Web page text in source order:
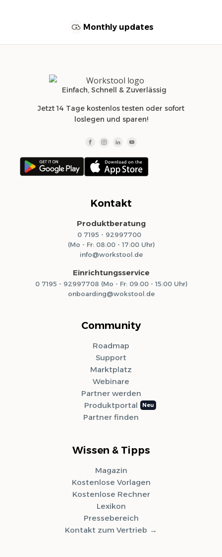
Monthly updates
Einfach, Schnell & Zuverlässig
Jetzt 14 Tage kostenlos testen oder sofort
loslegen und sparen!
Kontakt
Produktberatung
0 7195 - 92997700
(Mo - Fr: 08:00 - 17:00 Uhr)
info@workstool.de
Einrichtungsservice
0 7195 - 92997708 (Mo - Fr: 09:00 - 15:00 Uhr)
onboarding@wokstool.de
Community
Roadmap
Support
Marktplatz
Webinare
Partner werden
Produktportal
Partner finden
Wissen & Tipps
Magazin
Kostenlose Vorlagen
Kostenlose Rechner
Lexikon
Pressebereich
Kontakt zum Vertrieb